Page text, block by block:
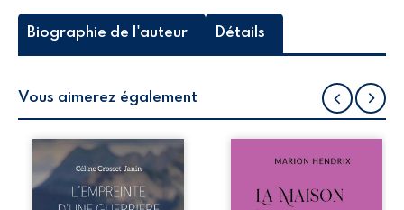
Biographie de l'auteur Détails
Vous aimerez également
Que reste-t-il de
l’enfance lorsque
la maladie impose
ses propres règles
Nous sommes en
après le décès du
patriarche